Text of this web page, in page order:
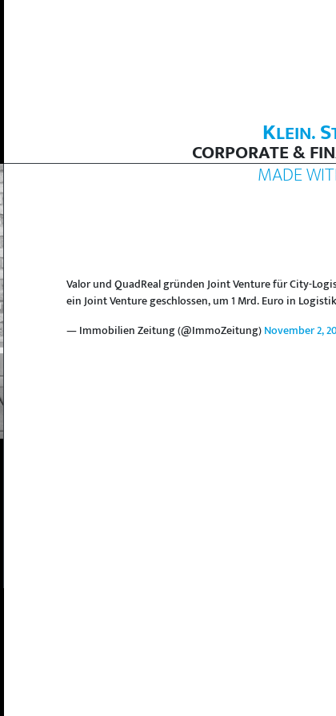
KLEIN.S
CORPORATE &
MADE
Valor und QuadReal gründen Joint Venture für City-
ein Joint Venture geschlossen, um 1 Mrd. Euro in
— Immobilien Zeitung (@ImmoZeitung)November 2,